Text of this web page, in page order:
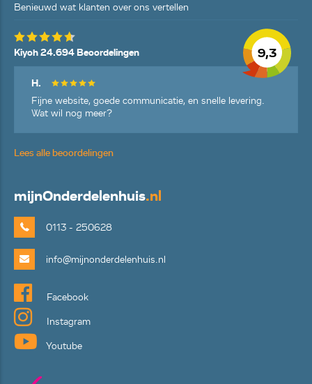
Benieuwd wat klanten over ons vertellen
9,3
Kiyoh 24.694 Beoordelingen
H.
Fijne website, goede communicatie, en snelle levering.
Wat wil nog meer?
Lees alle beoordelingen
mijnOnderdelenhuis.nl
0113 - 250628
info@mijnonderdelenhuis.nl
Facebook
Instagram
Youtube